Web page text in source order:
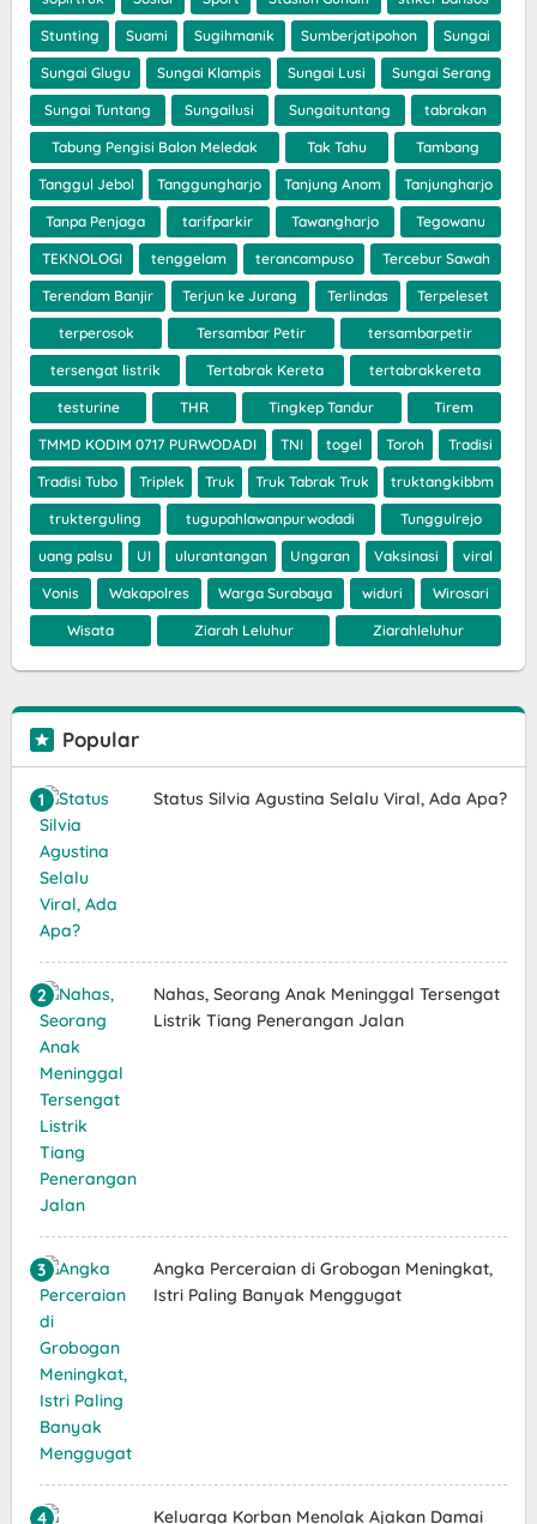
Stunting Suami Sugihmanik Sumberjatipohon Sungai
Sungai Glugu Sungai Klampis Sungai Lusi Sungai Serang
Sungai Tuntang Sungailusi Sungaituntang tabrakan
Tabung Pengisi Balon Meledak Tak Tahu Tambang
Tanggul Jebol Tanggungharjo Tanjung Anom Tanjungharjo
Tanpa Penjaga tarifparkir Tawangharjo Tegowanu
TEKNOLOGI tenggelam terancampuso Tercebur Sawah
Terendam Banjir Terjun ke Jurang Terlindas Terpeleset
terperosok Tersambar Petir tersambarpetir
tersengat listrik Tertabrak Kereta tertabrakkereta
testurine THR Tingkep Tandur Tirem
TMMD KODIM 0717 PURWODADI TNI togel Toroh Tradisi
Tradisi Tubo Triplek Truk Truk Tabrak Truk truktangkibbm
trukterguling tugupahlawanpurwodadi Tunggulrejo
uang palsu UI ulurantangan Ungaran Vaksinasi viral
Vonis Wakapolres Warga Surabaya widuri Wirosari
Wisata Ziarah Leluhur Ziarahleluhur
Popular
Status Silvia Agustina Selalu Viral, Ada Apa?
Nahas, Seorang Anak Meninggal Tersengat
Listrik Tiang Penerangan Jalan
Angka Perceraian di Grobogan Meningkat,
Istri Paling Banyak Menggugat
Keluarga Korban Menolak Ajakan Damai